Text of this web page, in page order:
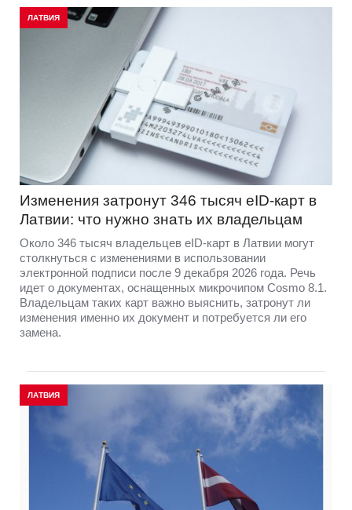
ЛАТВИЯ
Изменения затронут 346 тысяч eID-карт в
Латвии: что нужно знать их владельцам
Около 346 тысяч владельцев eID-карт в Латвии могут
столкнуться с изменениями в использовании
электронной подписи после 9 декабря 2026 года. Речь
идет о документах, оснащенных микрочипом Cosmo 8.1.
Владельцам таких карт важно выяснить, затронут ли
изменения именно их документ и потребуется ли его
замена.
ЛАТВИЯ